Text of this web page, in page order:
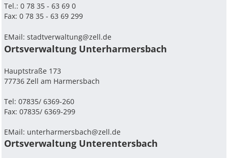
Tel.: 0 78 35 - 63 69 0
Fax: 0 78 35 - 63 69 299
EMail:stadtverwaltung@zell.de
Ortsverwaltung Unterharmersbach
Hauptstraße 173
77736 Zell am Harmersbach
Tel: 07835/ 6369-260
Fax: 07835/ 6369-299
EMail: unterharmersbach@zell.de
Ortsverwaltung Unterentersbach